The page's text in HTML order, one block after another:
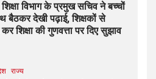
विभाग के प्रमुख सचिव ने बच्चों
बैठकर देखी पढ़ाई, शिक्षकों से
शिक्षा की गुणवत्ता पर दिए सुझाव
राज्य